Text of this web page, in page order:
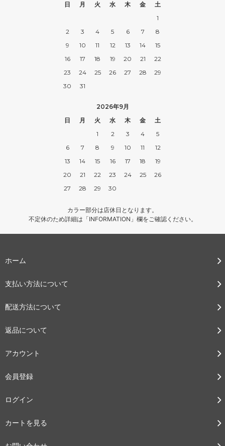
日
月 火 水 木 金
土
1
2
3 4 5 6 7
8
9
10 11 12 13 14
15
16
17 18 19 20 21
22
23
24 25 26 27 28
29
30
31
2026年9月
日
月 火 水 木 金
土
1
2 3 4
5
6
7 8 9 10 11
12
13
14 15 16 17 18
19
20
21 22 23 24 25
26
27
28 29 30
カラー部分は店休日となります。
不定休のため詳細は「INFORMATION」欄をご確認ください。
ホーム
支払い方法について
配送方法について
返品について
アカウント
会員登録
ログイン
カートを見る